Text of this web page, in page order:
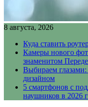
8 августа, 2026
Куда ставить
Камеры нового
знаменитом
Выбираем
дизайном
5 смартфонов с
наушников в 2026